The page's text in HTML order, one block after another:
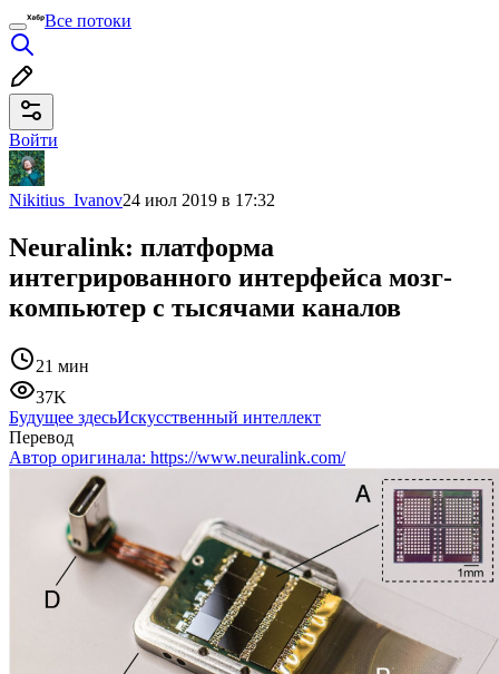
Все потоки
Войти
Nikitius_Ivanov24 июл 2019 в 17:32
Neuralink: платформа
интегрированного интерфейса мозг-
компьютер с тысячами каналов
21 мин
37K
Будущее здесьИскусственный интеллект
Перевод
Автор оригинала: https://www.neuralink.com/